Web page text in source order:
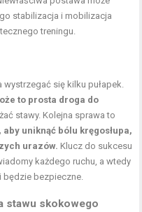
stabilizacja i mobilizacja
treningu.
się kilku pułapek.
to prosta droga do
stawy. Kolejna sprawa to
uniknąć bólu kręgosłupa,
urazów. Klucz do sukcesu
każdego ruchu, a wtedy
bezpieczne.
stawu skokowego